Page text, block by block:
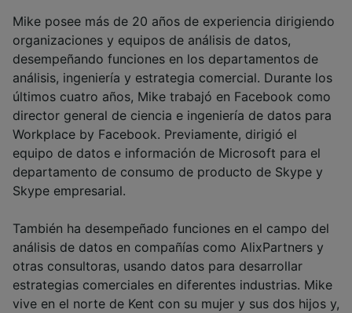
Mike posee más de 20 años de experiencia dirigiendo
organizaciones y equipos de análisis de datos,
desempeñando funciones en los departamentos de
análisis, ingeniería y estrategia comercial. Durante los
últimos cuatro años, Mike trabajó en Facebook como
director general de ciencia e ingeniería de datos para
Workplace by Facebook. Previamente, dirigió el
equipo de datos e información de Microsoft para el
departamento de consumo de producto de Skype y
Skype empresarial.
También ha desempeñado funciones en el campo del
análisis de datos en compañías como AlixPartners y
otras consultoras, usando datos para desarrollar
estrategias comerciales en diferentes industrias. Mike
vive en el norte de Kent con su mujer y sus dos hijos y,